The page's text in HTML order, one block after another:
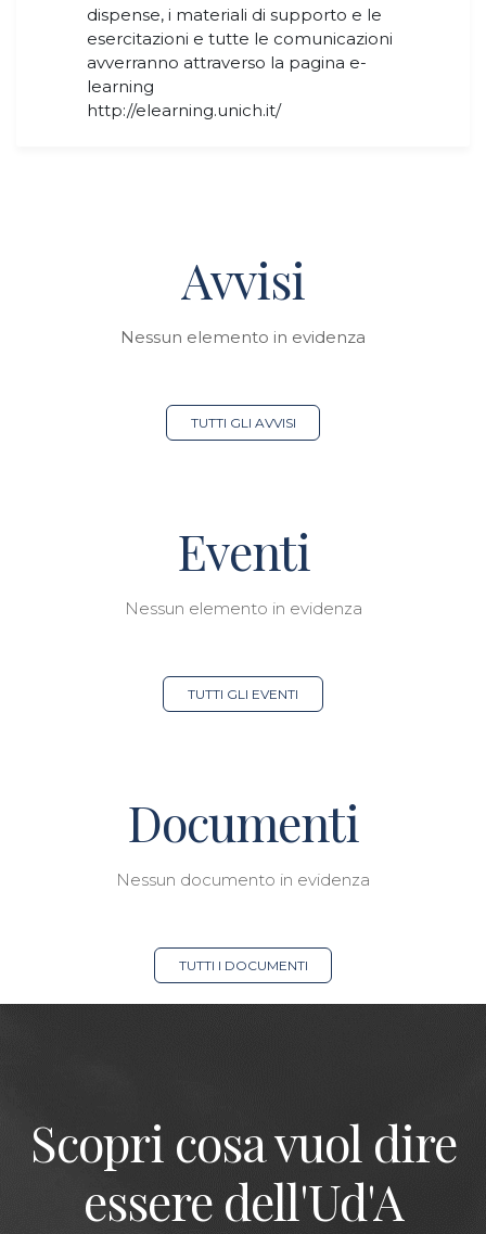
dispense, i materiali di supporto e le
esercitazioni e tutte le comunicazioni
avverranno attraverso la pagina e-
learning
http://elearning.unich.it/
Avvisi
Nessun elemento in evidenza
TUTTI GLI AVVISI
Eventi
Nessun elemento in evidenza
TUTTI GLI EVENTI
Documenti
Nessun documento in evidenza
TUTTI I DOCUMENTI
Scopri cosa vuol dire
essere dell'Ud'A